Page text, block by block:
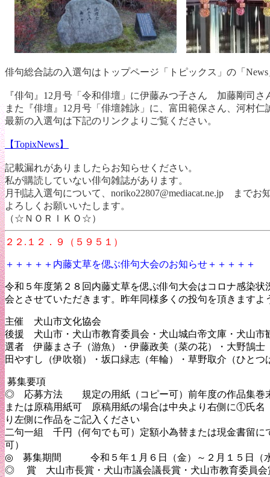
俳句総合誌の入選句はトップページ「トピックス」の「
『俳句』12月号「令和俳壇」に伊藤みつ子さん 加藤剛司さ
また『俳壇』12月号「俳壇雑詠」に、富田範保さん、河村
最新の入選句は下記のリンクよりご覧ください。
【TopixNews】
記載漏れがありましたらお知らせください。
私が購読していない俳句雑誌があります。
月刊誌入選句について、noriko22807@mediacat.ne.jp までお
よろしくお願いいたします。
（☆ＮＯＲＩＫＯ☆）
２２.１２．９（５９５１）
＋＋＋＋＋内藤丈草を偲ぶ俳句大会のお知らせ＋＋＋＋＋
令和５年度第２８回内藤丈草を偲ぶ俳句大会はコロナ感染
会とさせていただきます。昨年同様多くの投句を頂きますよ
主催 犬山市文化協会
後援 犬山市・犬山市教育委員会・犬山城白帝文庫・犬山
選者 伊藤まさ子（游魚）・伊藤政美（菜の花）・大野鵠士
田やすし（伊吹嶺）・坂口緑志（年輪）・草
募集要項
◎ 応募方法 規定の用紙（コピー可）前年度の作品集巻
または原稿用紙可 原稿用紙の場合は中央より右側に①氏名
り左側に作品をご記入ください
二句一組 千円（何句でも可）定額小為替または現金書留
可）
◎ 募集期間
令和５年１月６日（金）～２月１５日（
◎ 賞 大山市長賞・犬山市議会議長賞・犬山市教育委員会